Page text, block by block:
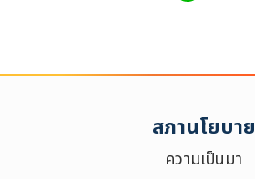
สภานโยบาย
ความเป็นมา